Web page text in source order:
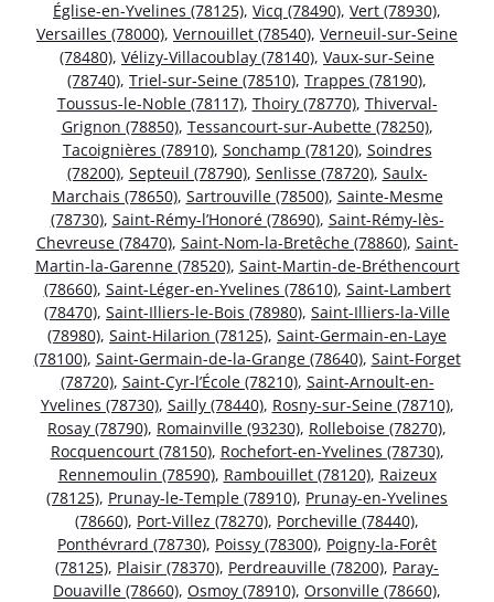
Église-en-Yvelines (78125), Vicq (78490), Vert (78930),
Versailles (78000), Vernouillet (78540), Verneuil-sur-Seine
(78480), Vélizy-Villacoublay (78140), Vaux-sur-Seine
(78740), Triel-sur-Seine (78510), Trappes (78190),
Toussus-le-Noble (78117), Thoiry (78770), Thiverval-
Grignon (78850), Tessancourt-sur-Aubette (78250),
Tacoignières (78910), Sonchamp (78120), Soindres
(78200), Septeuil (78790), Senlisse (78720), Saulx-
Marchais (78650), Sartrouville (78500), Sainte-Mesme
(78730), Saint-Rémy-l’Honoré (78690), Saint-Rémy-lès-
Chevreuse (78470), Saint-Nom-la-Bretêche (78860), Saint-
Martin-la-Garenne (78520), Saint-Martin-de-Bréthencourt
(78660), Saint-Léger-en-Yvelines (78610), Saint-Lambert
(78470), Saint-Illiers-le-Bois (78980), Saint-Illiers-la-Ville
(78980), Saint-Hilarion (78125), Saint-Germain-en-Laye
(78100), Saint-Germain-de-la-Grange (78640), Saint-Forget
(78720), Saint-Cyr-l’École (78210), Saint-Arnoult-en-
Yvelines (78730), Sailly (78440), Rosny-sur-Seine (78710),
Rosay (78790), Romainville (93230), Rolleboise (78270),
Rocquencourt (78150), Rochefort-en-Yvelines (78730),
Rennemoulin (78590), Rambouillet (78120), Raizeux
(78125), Prunay-le-Temple (78910), Prunay-en-Yvelines
(78660), Port-Villez (78270), Porcheville (78440),
Ponthévrard (78730), Poissy (78300), Poigny-la-Forêt
(78125), Plaisir (78370), Perdreauville (78200), Paray-
Douaville (78660), Osmoy (78910), Orsonville (78660),